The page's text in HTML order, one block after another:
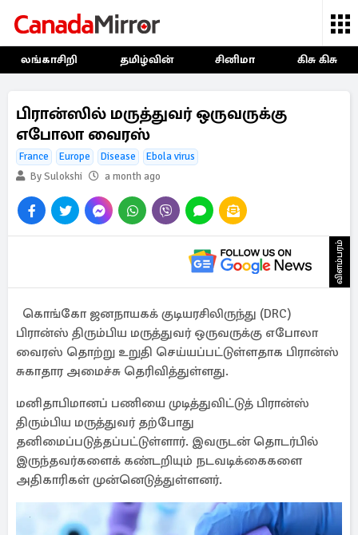
லங்காசிறி தமிழ்வின் சினிமா கிசு கிசு
பிரான்ஸில் மருத்துவர் ஒருவருக்கு
எபோலா வைரஸ்
France Europe Disease
Ebola virus
By Sulokshi
a month ago
விளம்பரம்
கொங்கோ ஜனநாயகக் குடியரசிலிருந்து (DRC)
பிரான்ஸ் திரும்பிய மருத்துவர் ஒருவருக்கு எபோலா
வைரஸ் தொற்று உறுதி செய்யப்பட்டுள்ளதாக பிரான்ஸ்
சுகாதார அமைச்சு தெரிவித்துள்ளது.
மனிதாபிமானப் பணியை முடித்துவிட்டுத் பிரான்ஸ்
திரும்பிய மருத்துவர் தற்போது
தனிமைப்படுத்தப்பட்டுள்ளார். இவருடன் தொடர்பில்
இருந்தவர்களைக் கண்டறியும் நடவடிக்கைகளை
அதிகாரிகள் முன்னெடுத்துள்ளனர்.